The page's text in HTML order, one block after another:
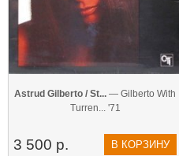
Astrud Gilberto / St... — Gilberto With
Turren... '71
3 500 р. В КОРЗИНУ